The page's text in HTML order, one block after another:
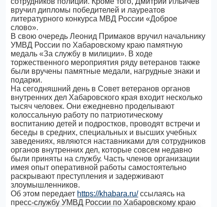
вручил дипломы победителей и лауреатов
литературного конкурса МВД России «Доброе
слово».
В свою очередь Леонид Примаков вручил начальнику
УМВД России по Хабаровскому краю памятную
медаль «За службу в милиции». В ходе
торжественного мероприятия ряду ветеранов также
были вручены памятные медали, нагрудные знаки и
подарки.
На сегодняшний день в Совет ветеранов органов
внутренних дел Хабаровского края входит несколько
тысяч человек. Они ежедневно проделывают
колоссальную работу по патриотическому
воспитанию детей и подростков, проводят встречи и
беседы в средних, специальных и высших учебных
заведениях, являются наставниками для сотрудников
органов внутренних дел, которые совсем недавно
были приняты на службу. Часть членов организации
имея опыт оперативной работы самостоятельно
раскрывают преступления и задерживают
злоумышленников.
Об этом передает https://khabara.ru/ссылаясь на
пресс-службу УМВД России по Хабаровскому краю